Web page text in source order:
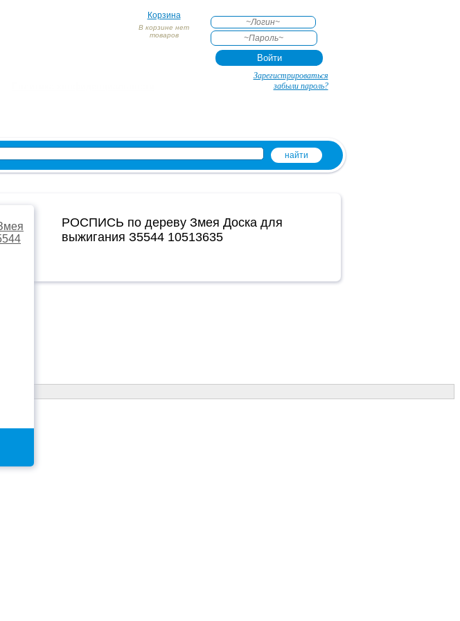
Корзина
В корзине нет
товаров
Зарегистрироваться
забыли пароль?
РОСПИСЬ по дереву Змея Доска для
выжигания З5544 10513635